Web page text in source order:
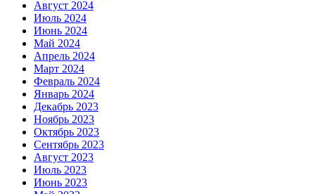
Август 2024
Июль 2024
Июнь 2024
Май 2024
Апрель 2024
Март 2024
Февраль 2024
Январь 2024
Декабрь 2023
Ноябрь 2023
Октябрь 2023
Сентябрь 2023
Август 2023
Июль 2023
Июнь 2023